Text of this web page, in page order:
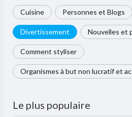
Cuisine Personnes et Blogs
Divertissement Nouvelles et
Comment styliser
Organismes à but non lucratif et
Le plus populaire